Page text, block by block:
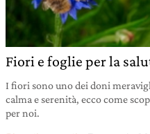
Fiori e foglie per la
I fiori sono uno dei doni
calma e serenità, ecco come
per noi.